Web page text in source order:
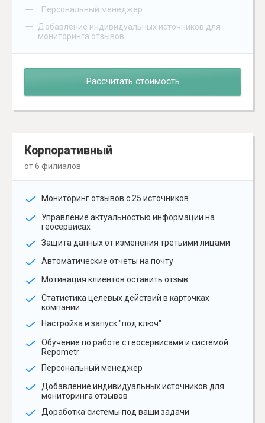
– Персональный менеджер
–
Добавление индивидуальных источников для
мониторинга отзывов
Рассчитать стоимость
Корпоративный
от 6 филиалов
Мониторинг отзывов с 25 источников
Управление актуальностью информации на
геосервисах
Защита данных от изменения третьими лицами
Автоматические отчеты на почту
Мотивация клиентов оставить отзыв
Статистика целевых действий в карточках
компании
Настройка и запуск "под ключ"
Обучение по работе с геосервисами и системой
Repometr
Персональный менеджер
Добавление индивидуальных источников для
мониторинга отзывов
Доработка системы под ваши задачи